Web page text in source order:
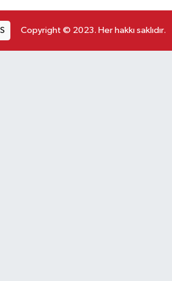
Copyright © 2023. Her hakkı saklıdır.